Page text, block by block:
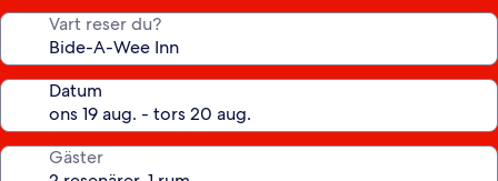
Vart reser du?
Datum
Gäster